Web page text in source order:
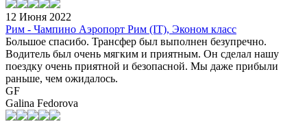
12 Июня 2022
Рим - Чампино Аэропорт Рим (IT), Эконом класс
Большое спасибо. Трансфер был выполнен безупречно.
Водитель был очень мягким и приятным. Он сделал нашу
поездку очень приятной и безопасной. Мы даже прибыли
раньше, чем ожидалось.
GF
Galina Fedorova